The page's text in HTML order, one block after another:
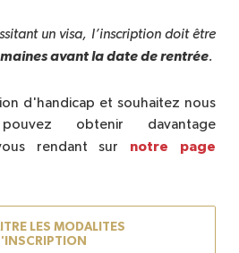
un visa, l’inscription doit être
avant la date de rentrée.
d'handicap et souhaitez nous
obtenir davantage
rendant sur notre page
LES MODALITES